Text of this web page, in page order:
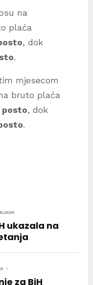
na
plaća
, dok
.
mjesecom
bruto plaća
posto, dok
.
ukazala na
za BiH